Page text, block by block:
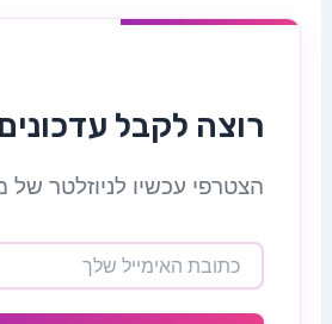
רוצה לקבל
הצטרפי עכשיו לניוזלטר